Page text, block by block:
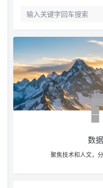
数
聚焦技术和人文，